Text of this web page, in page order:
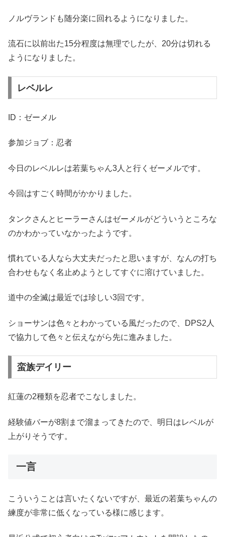
ノルヴランドも随分楽に回れるようになりました。
流石に以前出た15分程度は無理でしたが、20分は切れる
ようになりました。
レベルレ
ID：ゼーメル
参加ジョブ：忍者
今日のレベルレは若葉ちゃん3人と行くゼーメルです。
今回はすごく時間がかかりました。
タンクさんとヒーラーさんはゼーメルがどういうところな
のかわかっていなかったようです。
慣れている人なら大丈夫だったと思いますが、なんの打ち
合わせもなく名止めようとしてすぐに溶けていました。
道中の全滅は最近では珍しい3回です。
ショーサンは色々とわかっている風だったので、DPS2人
で協力して色々と伝えながら先に進みました。
蛮族デイリー
紅蓮の2種類を忍者でこなしました。
経験値バーが8割まで溜まってきたので、明日はレベルが
上がりそうです。
一言
こういうことは言いたくないですが、最近の若葉ちゃんの
練度が非常に低くなっている様に感じます。